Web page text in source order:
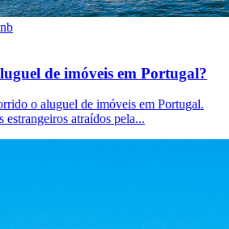
de imóveis em Portugal?
o aluguel de imóveis em Portugal.
estrangeiros atraídos pela...